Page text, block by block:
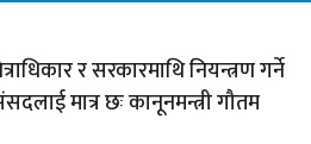
र सरकारमाथि नियन्त्रण गर्ने
मात्र छः कानूनमन्त्री गौतम